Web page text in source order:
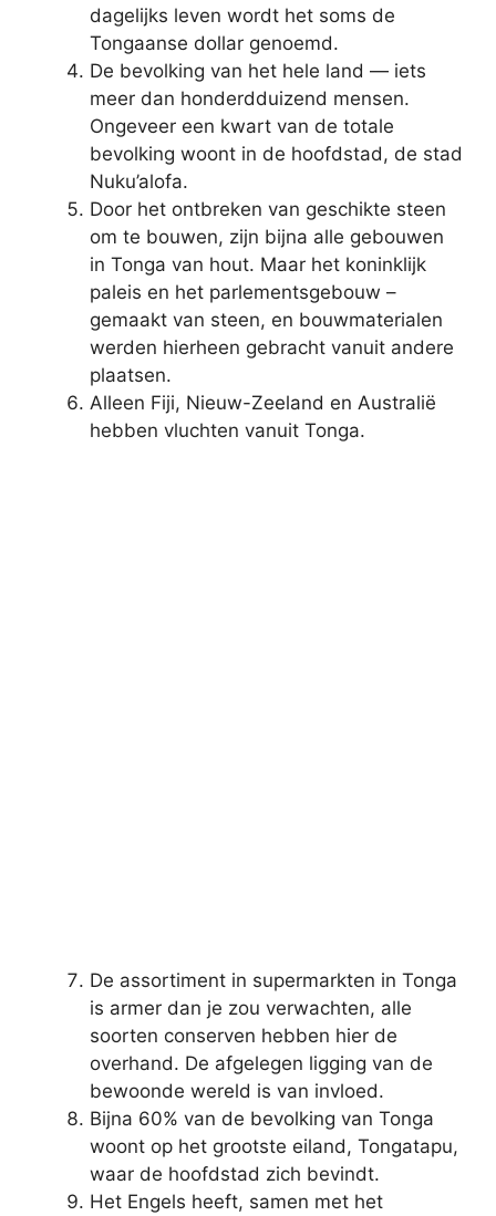
dagelijks leven wordt het soms de
Tongaanse dollar genoemd.
De bevolking van het hele land — iets
meer dan honderdduizend mensen.
Ongeveer een kwart van de totale
bevolking woont in de hoofdstad, de stad
Nuku’alofa.
Door het ontbreken van geschikte steen
om te bouwen, zijn bijna alle gebouwen
in Tonga van hout. Maar het koninklijk
paleis en het parlementsgebouw –
gemaakt van steen, en bouwmaterialen
werden hierheen gebracht vanuit andere
plaatsen.
Alleen Fiji, Nieuw-Zeeland en Australië
hebben vluchten vanuit Tonga.
De assortiment in supermarkten in Tonga
is armer dan je zou verwachten, alle
soorten conserven hebben hier de
overhand. De afgelegen ligging van de
bewoonde wereld is van invloed.
Bijna 60% van de bevolking van Tonga
woont op het grootste eiland, Tongatapu,
waar de hoofdstad zich bevindt.
Het Engels heeft, samen met het